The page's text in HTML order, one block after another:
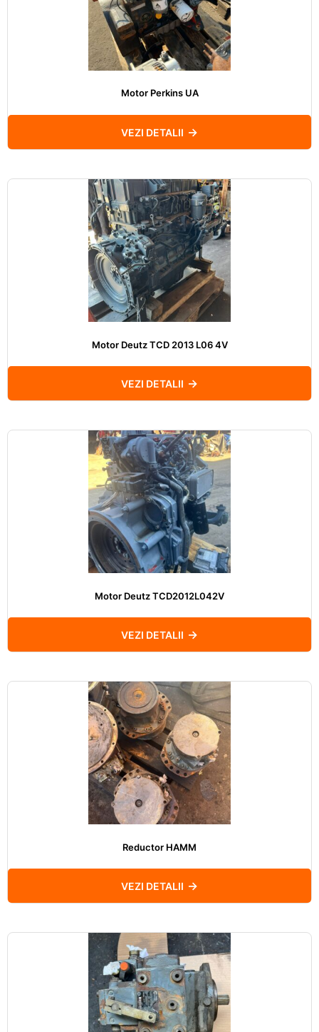
Motor Perkins UA
VEZI DETALII
Motor Deutz TCD 2013 L06 4V
VEZI DETALII
Motor Deutz TCD2012L042V
VEZI DETALII
Reductor HAMM
VEZI DETALII